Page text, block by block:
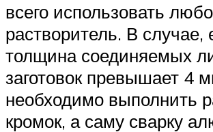
всего использовать
растворитель. В случае,
толщина соединяемых
заготовок превышает 4
необходимо выполнить
кромок, а саму сварку